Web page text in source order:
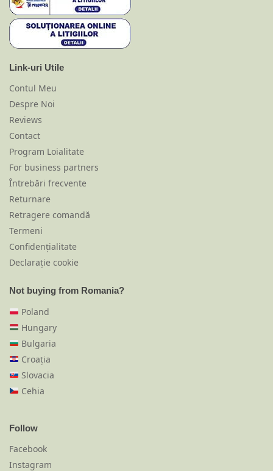
Link-uri Utile
Contul Meu
Despre Noi
Reviews
Contact
Program Loialitate
For business partners
Întrebări frecvente
Returnare
Retragere comandă
Termeni
Confidențialitate
Declarație cookie
Not buying from Romania?
Poland
Hungary
Bulgaria
Croația
Slovacia
Cehia
Follow
Facebook
Instagram